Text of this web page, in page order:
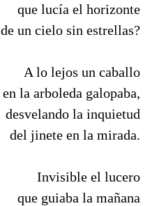
que lucía el horizonte
de un cielo sin estrellas?
A lo lejos un caballo
en la arboleda galopaba,
desvelando la inquietud
del jinete en la mirada.
Invisible el lucero
que guiaba la mañana